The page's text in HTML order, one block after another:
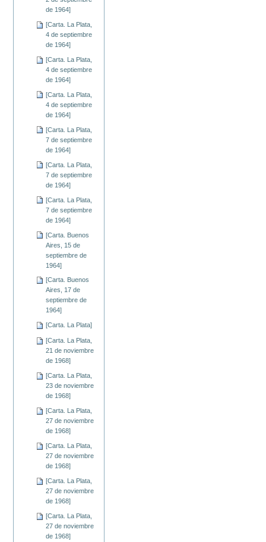
de 1964]
[Carta. La Plata,
4 de septiembre
de 1964]
[Carta. La Plata,
4 de septiembre
de 1964]
[Carta. La Plata,
4 de septiembre
de 1964]
[Carta. La Plata,
7 de septiembre
de 1964]
[Carta. La Plata,
7 de septiembre
de 1964]
[Carta. La Plata,
7 de septiembre
de 1964]
[Carta. Buenos
Aires, 15 de
septiembre de
1964]
[Carta. Buenos
Aires, 17 de
septiembre de
1964]
[Carta. La Plata]
[Carta. La Plata,
21 de noviembre
de 1968]
[Carta. La Plata,
23 de noviembre
de 1968]
[Carta. La Plata,
27 de noviembre
de 1968]
[Carta. La Plata,
27 de noviembre
de 1968]
[Carta. La Plata,
27 de noviembre
de 1968]
[Carta. La Plata,
27 de noviembre
de 1968]